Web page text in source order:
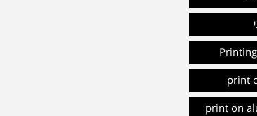
print
print on